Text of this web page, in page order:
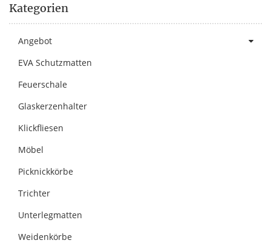
Kategorien
Angebot
EVA Schutzmatten
Feuerschale
Glaskerzenhalter
Klickfliesen
Möbel
Picknickkörbe
Trichter
Unterlegmatten
Weidenkörbe